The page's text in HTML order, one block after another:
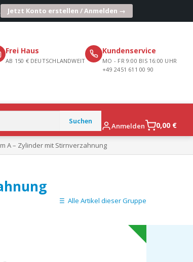
Jetzt Konto erstellen / Anmelden →
Frei Haus
AB 150 € DEUTSCHLANDWEIT
Kundenservice
MO - FR 9:00 BIS 16:00 UHR
+49 2451 611 00 90
Anmelden 0,00 €
A – Zylinder mit Stirnverzahnung
Alle Artikel dieser Gruppe